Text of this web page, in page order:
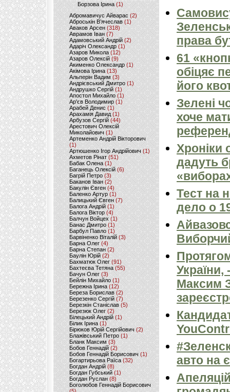
Борзова Ірина(1)
Абромавичус Айварас (2)
Аброськін В’ячеслав(1)
Аваков Арсен (318)
Аврамов Іван (7)
Адамовський Андрій(2)
Адаріч Олександр (1)
Азаров Микола (12)
Азаров Олексій (9)
Акименко Олександр(1)
Акімова Ірина(13)
Альперін Вадим (3)
Андрієвський Дмитро(1)
Андрушко Сергій(1)
Апостол Михайло(1)
Ар'єв Володимир (1)
Арабей Денис(1)
Арахамія Давид (1)
Арбузов Сергій (44)
Арестович Олексій
Миколайович(1)
Артеменко Андрій Вікторович
(1)
Артюшенко Ігор Андрійович(1)
Ахметов Рінат(51)
Бабак Олена(1)
Баганець Олексій(6)
Багрій Петро (3)
Баканов Іван(2)
Бакулін Євген (4)
Баленко Артур(1)
Балицький Євген(7)
Балога Андрій (1)
Балога Віктор (4)
Балчун Войцех (1)
Банас Дмитро (1)
Барбул Павло(1)
Барвіненко Віталій(3)
Барна Олег (4)
Барна Степан (2)
Баулін Юрій (2)
Бахматюк Олег (91)
Бахтеєва Тетяна(55)
Бачун Олег (3)
Бейлін Михайло (1)
Бережна Ірина(12)
Береза Борислав(2)
Березенко Сергій (7)
Березкін Станіслав (5)
Березюк Олег(2)
Білецький Андрій (1)
Білик Ірина (1)
Бірюков Юрій Сергійович (2)
Блажівський Петро (1)
Бланк Максим(3)
Бобов Геннадій (2)
Бобов Геннадій Борисович (1)
Богартирьова Раїса (32)
Богдан Андрій(8)
Богдан Губський (1)
Богдан Руслан(8)
Боголюбов Геннадій Борисович
права
61
обіцяє
його
Зелені
хоче
Хроніки
дадуть
Тест на
дело о
Максим
авто на